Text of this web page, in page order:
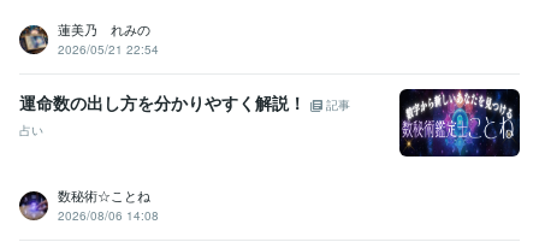
蓮美乃 れみの
2026/05/21 22:54
運命数の出し方を分かりやすく解説！
記事
占い
数秘術☆ことね
2026/08/06 14:08